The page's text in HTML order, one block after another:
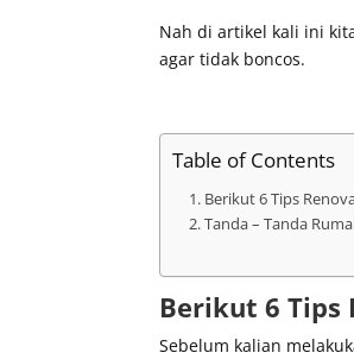
Nah di artikel kali ini
agar tidak boncos.
Table of Contents
Berikut 6 Tips
Tanda – Tanda
Berikut 6 Tips
Sebelum kalian